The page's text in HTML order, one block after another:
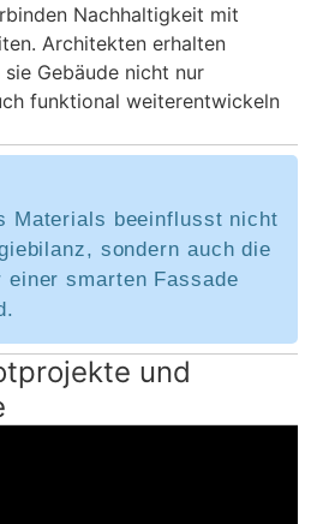
Nachhaltigkeit mit
Architekten erhalten
Gebäude nicht nur
funktional weiterentwickeln
Materials beeinflusst nicht
sondern auch die
einer smarten Fassade
und